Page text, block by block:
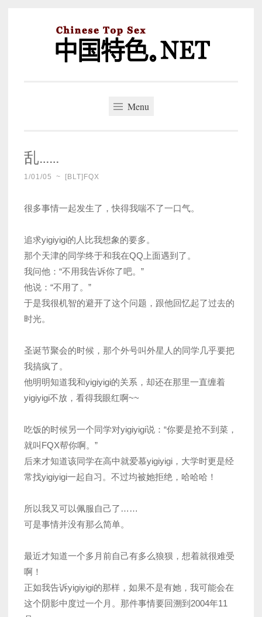
Menu
乱……
1/01/05 ~ [BLT]FQX
很多事情一起发生了，快得我喘不了一口气。
追求yigiyigi的人比我想象的要多。
那个天津的同学终于和我在QQ上面遇到了。
我问他：“不用我告诉你了吧。”
他说：“不用了。”
于是我很机智的避开了这个问题，跟他回忆起了过去的
时光。
圣诞节聚会的时候，那个外号叫外星人的同学几乎要把
我搞疯了。
他明明知道我和yigiyigi的关系，却还在那里一直缠着
yigiyigi不放，看得我眼红啊~~
吃饭的时候另一个同学对yigiyigi说：“你要是抢不到菜，
就叫FQX帮你啊。”
后来才知道该同学在高中就爱慕yigiyigi，大学时更是经
常找yigiyigi一起自习。不过均被她拒绝，哈哈哈！
所以我又可以佩服自己了……
可是事情并没有那么简单。
最近才知道一个多月前自己有多么狼狈，想着就很难受
啊！
正如我告诉yigiyigi的那样，如果不是有她，我可能会在
这个阴影中度过一个月。那件事情要回溯到2004年11